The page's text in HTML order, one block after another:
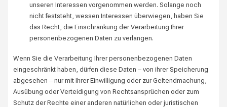
unseren Interessen vorgenommen werden. Solange noch
nicht feststeht, wessen Interessen überwiegen, haben Sie
das Recht, die Einschränkung der Verarbeitung Ihrer
personenbezogenen Daten zu verlangen.
Wenn Sie die Verarbeitung Ihrer personenbezogenen Daten
eingeschränkt haben, dürfen diese Daten – von ihrer Speicherung
abgesehen – nur mit Ihrer Einwilligung oder zur Geltendmachung,
Ausübung oder Verteidigung von Rechtsansprüchen oder zum
Schutz der Rechte einer anderen natürlichen oder juristischen